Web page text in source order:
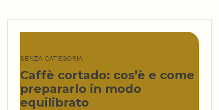
SENZA CATEGORIA
Caffè cortado: cos’è e come
prepararlo in modo
equilibrato